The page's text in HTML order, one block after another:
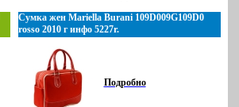
Сумка жен Mariella Burani 109D009G109D0
rosso 2010 г инфо 5227r.
Подробно